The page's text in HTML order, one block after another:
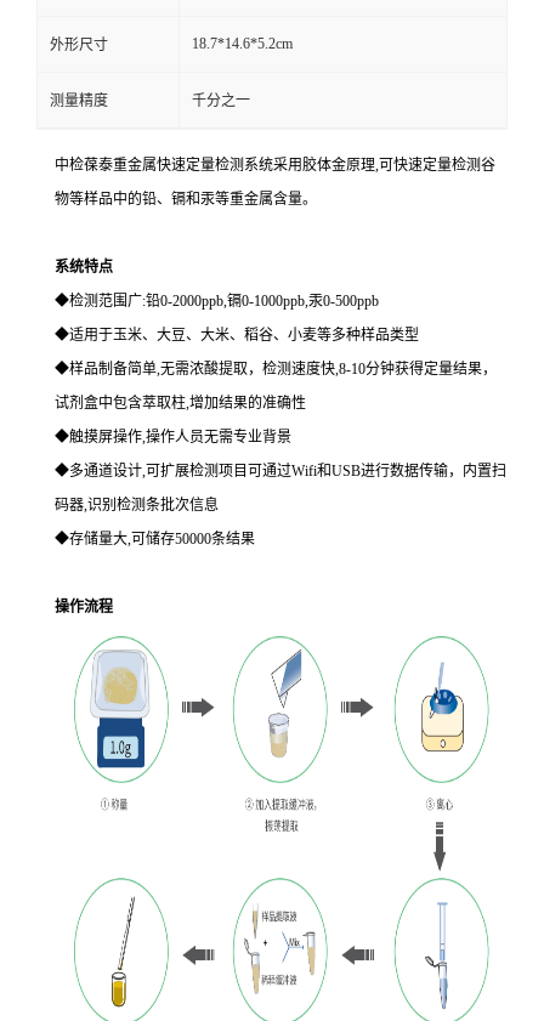
外形尺寸 18.7*14.6*5.2cm
测量精度 千分之一
中检葆泰重金属快速定量检测系统采用胶体金原理,可快速定量检测谷
物等样品中的铅、镉和汞等重金属含量。
系统特点
◆检测范围广:铅0-2000ppb,镉0-1000ppb,汞0-500ppb
◆适用于玉米、大豆、大米、稻谷、小麦等多种样品类型
◆样品制备简单,无需浓酸提取，检测速度快,8-10分钟获得定量结果，
试剂盒中包含萃取柱,增加结果的准确性
◆触摸屏操作,操作人员无需专业背景
◆多通道设计,可扩展检测项目可通过Wifi和USB进行数据传输，内置扫
码器,识别检测条批次信息
◆存储量大,可储存50000条结果
操作流程